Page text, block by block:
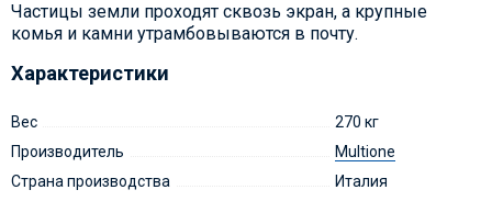
Частицы земли проходят сквозь экран, а крупные
комья и камни утрамбовываются в почту.
Характеристики
Вес
270 кг
Производитель
Multione
Страна производства
Италия